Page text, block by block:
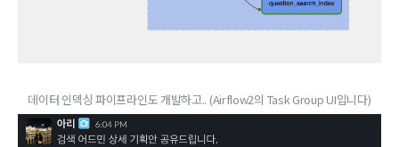
데이터 인덱싱 파이프라인도 개발하고.. (Airflow2의 Task Group UI입니다)